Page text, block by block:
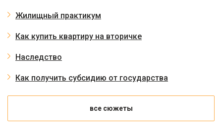
Жилищный практикум
Как купить квартиру на вторичке
Наследство
Как получить субсидию от государства
все сюжеты